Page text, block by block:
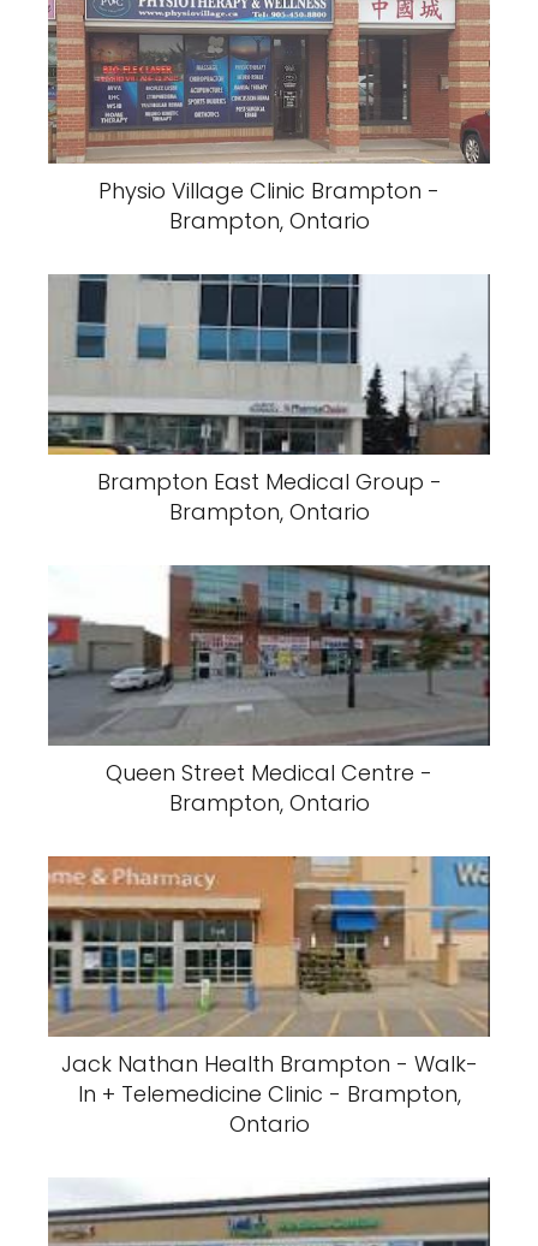
Physio Village Clinic Brampton -
Brampton, Ontario
Brampton East Medical Group -
Brampton, Ontario
Queen Street Medical Centre -
Brampton, Ontario
Jack Nathan Health Brampton - Walk-
In + Telemedicine Clinic - Brampton,
Ontario